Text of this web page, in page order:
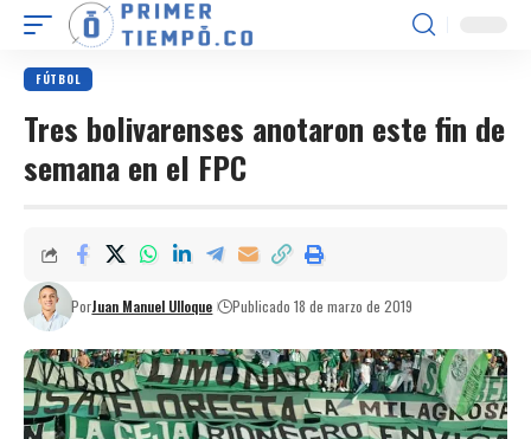
FÚTBOL
Tres bolivarenses anotaron este fin de
semana en el FPC
PorJuan Manuel Ulloque Publicado 18 de marzo de 2019